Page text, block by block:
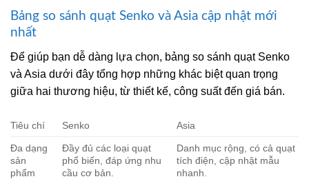
Bảng so sánh quạt Senko và Asia cập nhật mới
nhất
Để giúp bạn dễ dàng lựa chọn, bảng so sánh quạt Senko
và Asia dưới đây tổng hợp những khác biệt quan trọng
giữa hai thương hiệu, từ thiết kế, công suất đến giá bán.
Tiêu chí Senko Asia
Đa dạng
sản
phẩm
Đầy đủ các loại quạt
phổ biến, đáp ứng nhu
cầu cơ bản.
Danh mục rộng, có cả quạt
tích điện, cập nhật mẫu
nhanh.